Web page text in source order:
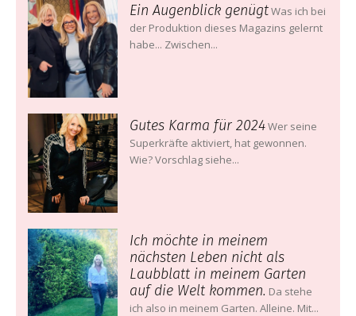
Ein Augenblick genügtWas ich bei
der Produktion dieses Magazins gelernt
habe... Zwischen...
Gutes Karma für 2024Wer seine
Superkräfte aktiviert, hat gewonnen.
Wie? Vorschlag siehe...
Ich möchte in meinem
nächsten Leben nicht als
Laubblatt in meinem Garten
auf die Welt kommen. Da stehe
ich also in meinem Garten. Alleine. Mit...